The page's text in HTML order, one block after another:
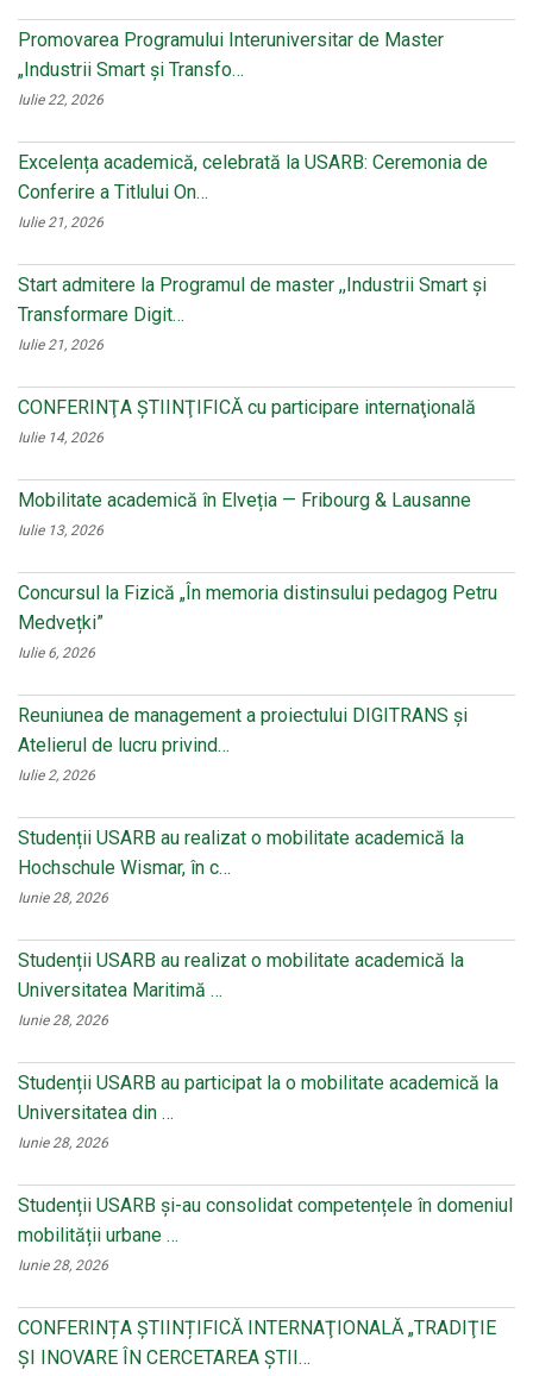
Promovarea Programului Interuniversitar de Master
„Industrii Smart și Transfo…
Iulie 22, 2026
Excelența academică, celebrată la USARB: Ceremonia de
Conferire a Titlului On…
Iulie 21, 2026
Start admitere la Programul de master ,,Industrii Smart și
Transformare Digit…
Iulie 21, 2026
CONFERINŢA ŞTIINŢIFICĂ cu participare internaţională
Iulie 14, 2026
Mobilitate academică în Elveția — Fribourg & Lausanne
Iulie 13, 2026
Concursul la Fizică „În memoria distinsului pedagog Petru
Medvețki”
Iulie 6, 2026
Reuniunea de management a proiectului DIGITRANS și
Atelierul de lucru privind…
Iulie 2, 2026
Studenții USARB au realizat o mobilitate academică la
Hochschule Wismar, în c…
Iunie 28, 2026
Studenții USARB au realizat o mobilitate academică la
Universitatea Maritimă …
Iunie 28, 2026
Studenții USARB au participat la o mobilitate academică la
Universitatea din …
Iunie 28, 2026
Studenții USARB și-au consolidat competențele în domeniul
mobilității urbane …
Iunie 28, 2026
CONFERINȚA ȘTIINȚIFICĂ INTERNAŢIONALĂ „TRADIŢIE
ŞI INOVARE ÎN CERCETAREA ŞTII…